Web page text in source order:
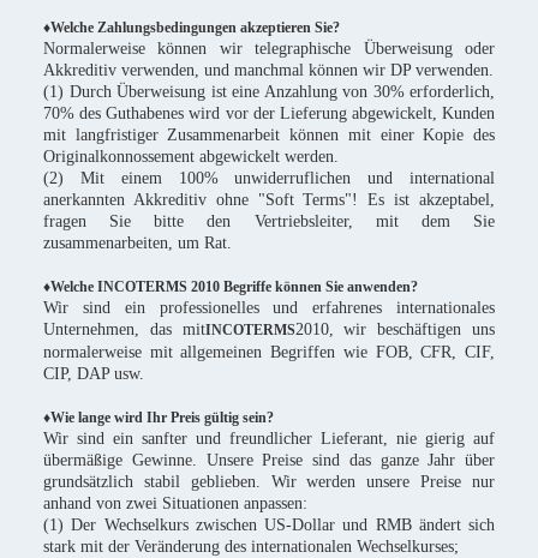
♦Welche Zahlungsbedingungen akzeptieren Sie?
Normalerweise können wir telegraphische Überweisung oder
Akkreditiv verwenden, und manchmal können wir DP verwenden.
(1) Durch Überweisung ist eine Anzahlung von 30% erforderlich,
70% des Guthabenes wird vor der Lieferung abgewickelt, Kunden
mit langfristiger Zusammenarbeit können mit einer Kopie des
Originalkonnossement abgewickelt werden.
(2) Mit einem 100% unwiderruflichen und international
anerkannten Akkreditiv ohne "Soft Terms"! Es ist akzeptabel,
fragen Sie bitte den Vertriebsleiter, mit dem Sie
zusammenarbeiten, um Rat.
♦Welche INCOTERMS 2010 Begriffe können Sie anwenden?
Wir sind ein professionelles und erfahrenes internationales
Unternehmen, das mitINCOTERMS2010, wir beschäftigen uns
normalerweise mit allgemeinen Begriffen wie FOB, CFR, CIF,
CIP, DAP usw.
♦Wie lange wird Ihr Preis gültig sein?
Wir sind ein sanfter und freundlicher Lieferant, nie gierig auf
übermäßige Gewinne. Unsere Preise sind das ganze Jahr über
grundsätzlich stabil geblieben. Wir werden unsere Preise nur
anhand von zwei Situationen anpassen:
(1) Der Wechselkurs zwischen US-Dollar und RMB ändert sich
stark mit der Veränderung des internationalen Wechselkurses;